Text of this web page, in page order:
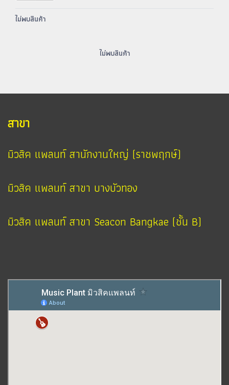
ไม่พบสินค้า
ไม่พบสินค้า
สาขา
มิวสิค แพลนท์ สานักงานใหญ่ (ราชพฤกษ์)
มิวสิค แพลนท์ สาขา บางบัวทอง
มิวสิค แพลนท์ สาขา Seacon Bangkae (ชั้น B)